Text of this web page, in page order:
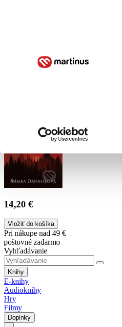
14,20 €
Vložiť do košíka
Pri nákupe nad 49 €
poštovné zadarmo
Vyhľadávanie
Knihy
E-knihy
Audioknihy
Hry
Filmy
Doplnky